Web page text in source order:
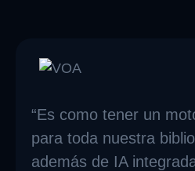
“Es como tener un
para toda nuestra
además de IA